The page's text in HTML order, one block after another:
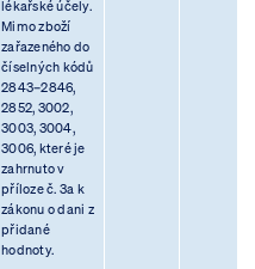
lékařské účely.
Mimo zboží
zařazeného do
číselných kódů
2843–2846,
2852, 3002,
3003, 3004,
3006, které je
zahrnuto v
příloze č. 3a k
zákonu o dani z
přidané
hodnoty.